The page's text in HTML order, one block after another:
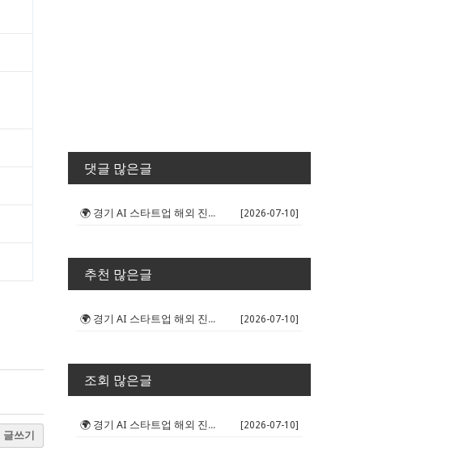
글쓰기
댓글 많은글
🌍 경기 AI 스타트업 해외 진출 판... [2026-07-10]
추천 많은글
🌍 경기 AI 스타트업 해외 진출 판... [2026-07-10]
조회 많은글
🌍 경기 AI 스타트업 해외 진출 판... [2026-07-10]